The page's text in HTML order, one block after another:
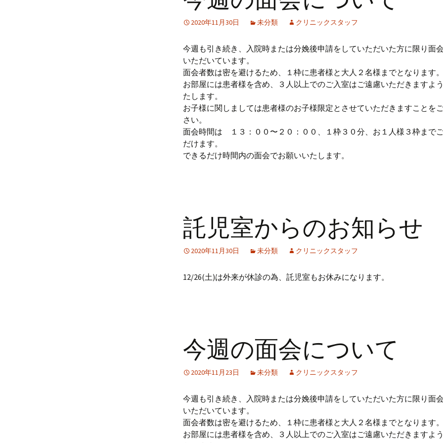
2020年11月30日 未分類 クリニックスタッフ
今週も引き続き、入院時または分娩後申請をしていただいた方に限り面
いただいています。
面会者数は密を避けるため、１枠に患者様と大人２名様までとなります。
お部屋には患者様を含め、３人以上でのご入室はご遠慮いただきますよ
たします。
お子様に関しましては患者様のお子様限定とさせていただきますことを
さい。
面会時間は １３：００〜２０：００、１枠３０分、お１人様３枠まで
だけます。
できるだけ時間内の面会でお願いいたします。
託児室からのお知らせ
2020年11月30日 未分類 クリニックスタッフ
12/26(土)は外来が休診の為、託児室もお休みになります。
今週の面会について
2020年11月23日 未分類 クリニックスタッフ
今週も引き続き、入院時または分娩後申請をしていただいた方に限り面
いただいています。
面会者数は密を避けるため、１枠に患者様と大人２名様までとなります。
お部屋には患者様を含め、３人以上でのご入室はご遠慮いただきますよ